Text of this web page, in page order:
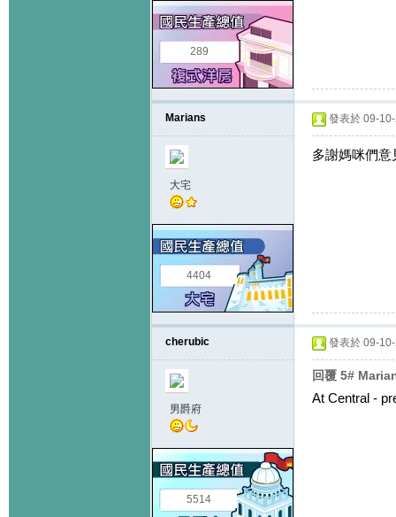
289
Marians
大宅
4404
發表於 09-
多謝媽咪們意
cherubic
男爵府
5514
發表於 09-
回覆 5#
At Central -